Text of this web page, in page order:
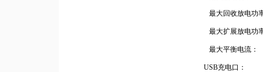
最大回收放电功
最大扩展放电功
最大平衡电流：
USB充电口：